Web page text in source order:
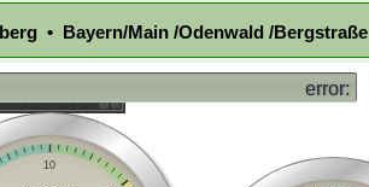
• Bayern/Main /Odenwald /Bergstraße